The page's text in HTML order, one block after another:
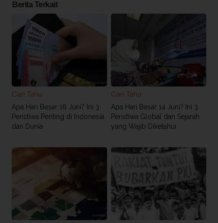
Berita Terkait
Cari Tahu
Apa Hari Besar 16 Juni? Ini 3
Peristiwa Penting di Indonesia
dan Dunia
Cari Tahu
Apa Hari Besar 14 Juni? Ini 3
Peristiwa Global dan Sejarah
yang Wajib Diketahui